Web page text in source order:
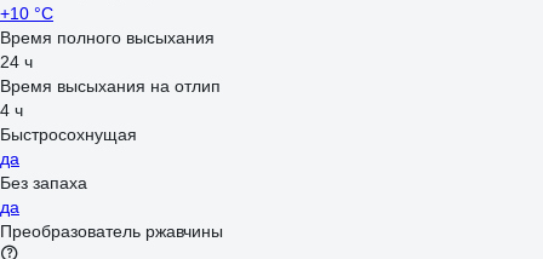
+10 °С
Время полного высыхания
24 ч
Время высыхания на отлип
4 ч
Быстросохнущая
да
Без запаха
да
Преобразователь ржавчины